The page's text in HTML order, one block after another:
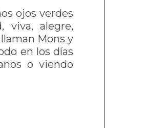
ojos verdes
viva, alegre,
Mons y
en los días
o viendo